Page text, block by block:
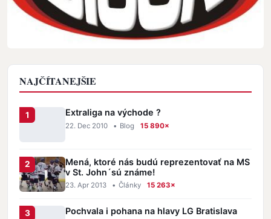
NAJČÍTANEJŠIE
Extraliga na východe ?
22. Dec 2010 • Blog 15 890×
Mená, ktoré nás budú reprezentovať na MS
v St. John´sú známe!
23. Apr 2013 • Články 15 263×
Pochvala i pohana na hlavy LG Bratislava